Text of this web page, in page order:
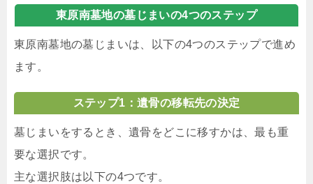
東原南墓地の墓じまいの4つのステップ
東原南墓地の墓じまいは、以下の4つのステップで進め
ます。
ステップ1：遺骨の移転先の決定
墓じまいをするとき、遺骨をどこに移すかは、最も重
要な選択です。
主な選択肢は以下の4つです。